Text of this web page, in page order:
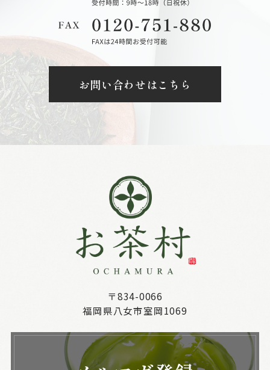
お問い合わせはこちら
〒834-0066
福岡県八女市室岡1069